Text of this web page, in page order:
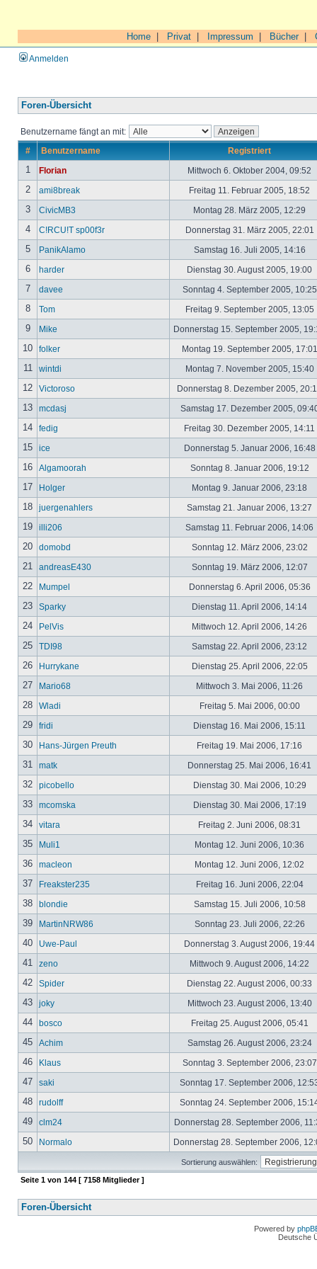
Home Privat Impressum Bücher|
Anmelden
Foren-Übersicht
Benutzername fängt an mit:
# Benutzername Registriert
1 Florian Mittwoch 6. Oktober 2004, 09:52
2 ami8break Freitag 11. Februar 2005, 18:52
3 CivicMB3 Montag 28. März 2005, 12:29
4 C!RCU!T sp00f3r Donnerstag 31. März 2005, 22:01
5 PanikAlamo Samstag 16. Juli 2005, 14:16
6 harder Dienstag 30. August 2005, 19:00
7 davee Sonntag 4. September 2005,
8 Tom Freitag 9. September 2005, 13:05
9 Mike Donnerstag 15. September 2005,
10 folker Montag 19. September 2005,
11 wintdi Montag 7. November 2005, 15:40
12 Victoroso Donnerstag 8. Dezember 2005,
13 mcdasj Samstag 17. Dezember 2005,
14 fedig Freitag 30. Dezember 2005, 14:11
15 ice Donnerstag 5. Januar 2006, 16:48
16 Algamoorah Sonntag 8. Januar 2006, 19:12
17 Holger Montag 9. Januar 2006, 23:18
18 juergenahlers Samstag 21. Januar 2006, 13:27
19 illi206 Samstag 11. Februar 2006, 14:06
20 domobd Sonntag 12. März 2006, 23:02
21 andreasE430 Sonntag 19. März 2006, 12:07
22 Mumpel Donnerstag 6. April 2006, 05:36
23 Sparky Dienstag 11. April 2006, 14:14
24 PelVis Mittwoch 12. April 2006, 14:26
25 TDI98 Samstag 22. April 2006, 23:12
26 Hurrykane Dienstag 25. April 2006, 22:05
27 Mario68 Mittwoch 3. Mai 2006, 11:26
28 Wladi Freitag 5. Mai 2006, 00:00
29 fridi Dienstag 16. Mai 2006, 15:11
30 Hans-Jürgen Preuth Freitag 19. Mai 2006, 17:16
31 matk Donnerstag 25. Mai 2006, 16:41
32 picobello Dienstag 30. Mai 2006, 10:29
33 mcomska Dienstag 30. Mai 2006, 17:19
34 vitara Freitag 2. Juni 2006, 08:31
35 Muli1 Montag 12. Juni 2006, 10:36
36 macleon Montag 12. Juni 2006, 12:02
37 Freakster235 Freitag 16. Juni 2006, 22:04
38 blondie Samstag 15. Juli 2006, 10:58
39 MartinNRW86 Sonntag 23. Juli 2006, 22:26
40 Uwe-Paul Donnerstag 3. August 2006, 19:44
41 zeno Mittwoch 9. August 2006, 14:22
42 Spider Dienstag 22. August 2006, 00:33
43 joky Mittwoch 23. August 2006, 13:40
44 bosco Freitag 25. August 2006, 05:41
45 Achim Samstag 26. August 2006, 23:24
46 Klaus Sonntag 3. September 2006,
47 saki Sonntag 17. September 2006,
48 rudolff Sonntag 24. September 2006,
49 clm24 Donnerstag 28. September 2006,
50 Normalo Donnerstag 28. September 2006,
Sortierung auswählen:
Seite 1 von 144 [ 7158 Mitglieder ]
Foren-Übersicht
Powered by
Deutsche